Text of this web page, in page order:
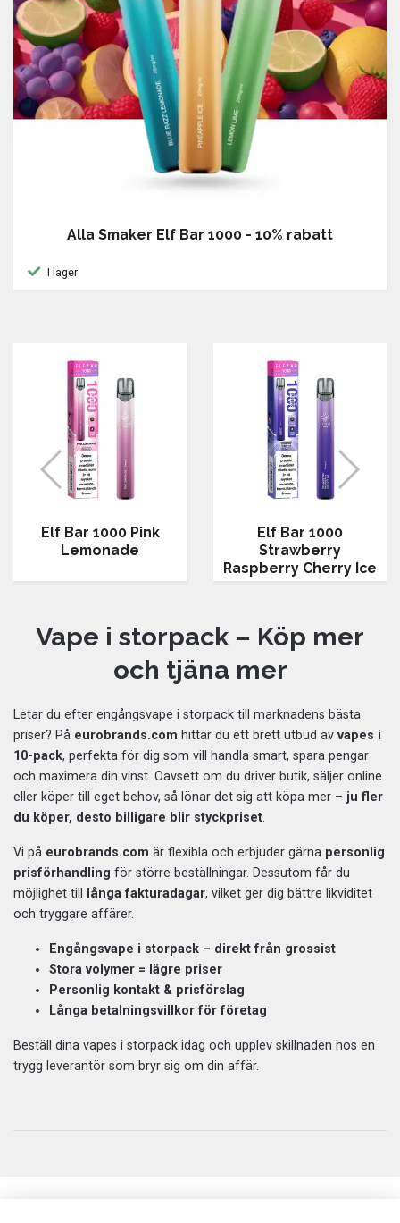
Alla Smaker Elf Bar 1000 - 10% rabatt
I lager
Elf Bar 1000 Pink
Lemonade
Elf Bar 1000
Strawberry
Raspberry Cherry Ice
Vape i storpack – Köp mer
och tjäna mer
Letar du efter engångsvape i storpack till marknadens bästa
priser? På eurobrands.com hittar du ett brett utbud av vapes i
10-pack, perfekta för dig som vill handla smart, spara pengar
och maximera din vinst. Oavsett om du driver butik, säljer online
eller köper till eget behov, så lönar det sig att köpa mer – ju fler
du köper, desto billigare blir styckpriset.
Vi på eurobrands.com är flexibla och erbjuder gärna personlig
prisförhandling för större beställningar. Dessutom får du
möjlighet till
långa fakturadagar, vilket ger dig bättre likviditet
och tryggare affärer.
Engångsvape i storpack – direkt från grossist
Stora volymer = lägre priser
Personlig kontakt & prisförslag
Långa betalningsvillkor för företag
Beställ dina vapes i storpack idag och upplev skillnaden hos en
trygg leverantör som bryr sig om din affär.